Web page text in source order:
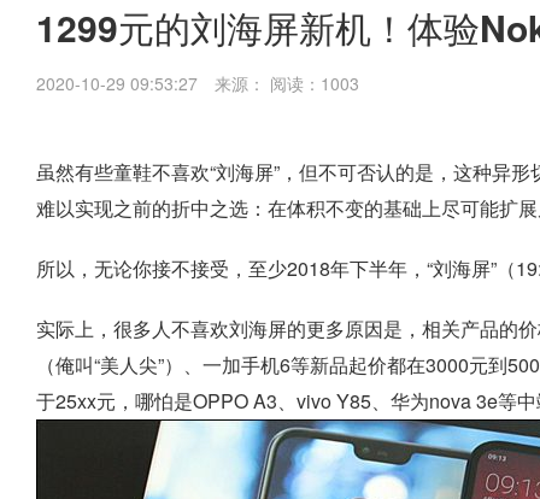
1299元的刘海屏新机！体验
2020-10-29 09:53:27 来源： 阅读：1003
虽然有些童鞋不喜欢“刘海屏”，但不可否认的是，这种异
难以实现之前的折中之选：在体积不变的基础上尽可能扩
所以，无论你接不接受，至少2018年下半年，“刘海屏”（
实际上，很多人不喜欢刘海屏的更多原因是，相关产品的
（俺叫“美人尖”）、一加手机6等新品起价都在3000元到
于25xx元，哪怕是OPPO A3、vivo Y85、华为nova 3e等